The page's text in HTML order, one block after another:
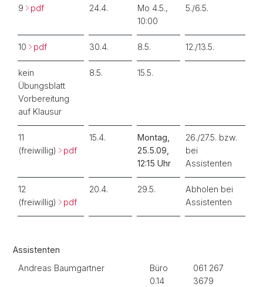
9 pdf 24.4.
Mo 4.5.,
10:00
5./6.5.
10 pdf 30.4. 8.5. 12./13.5.
kein
Übungsblatt
Vorbereitung
auf Klausur
8.5. 15.5.
11
(freiwillig)
pdf
15.4.
Montag,
25.5.09,
12:15 Uhr
26./27.5. bzw.
bei
Assistenten
12
(freiwillig)
pdf
20.4. 29.5.
Abholen bei
Assistenten
Assistenten
Andreas Baumgartner
Büro
0.14
061 267
3679